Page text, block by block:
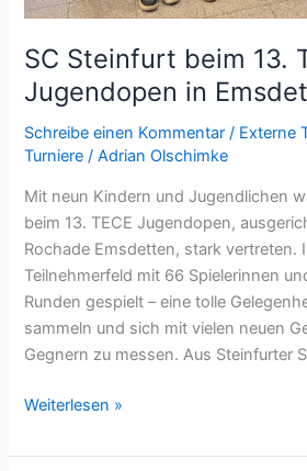
SC Steinfurt beim 13.
Jugendopen in
Schreibe einen Kommentar / Externe
Turniere /Adrian Olschimke
Mit neun Kindern und Jugendlichen
beim 13. TECE Jugendopen,
Rochade Emsdetten, stark vertreten.
Teilnehmerfeld mit 66 Spielerinnen
Runden gespielt – eine tolle
sammeln und sich mit vielen neuen
Gegnern zu messen. Aus Steinfurter
SC
beim
Weiterlesen »